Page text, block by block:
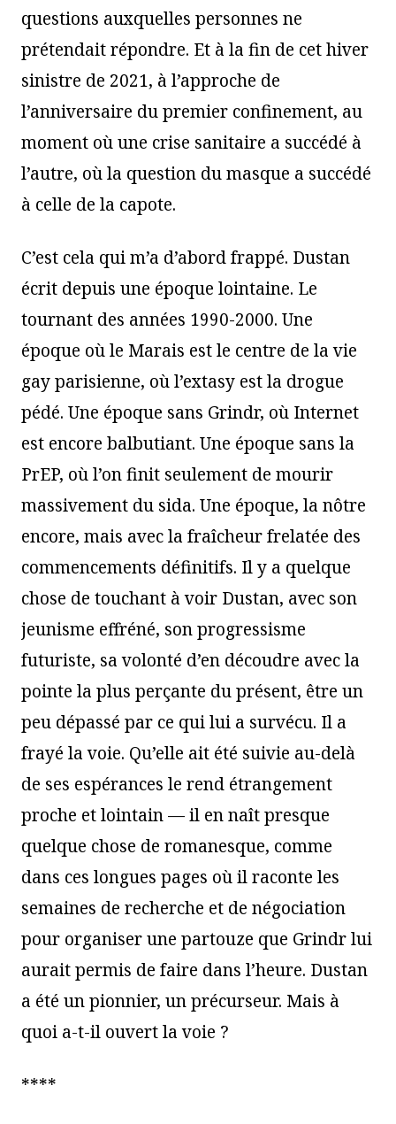
questions auxquelles personnes ne
prétendait répondre. Et à la fin de cet hiver
sinistre de 2021, à l’approche de
l’anniversaire du premier confinement, au
moment où une crise sanitaire a succédé à
l’autre, où la question du masque a succédé
à celle de la capote.
C’est cela qui m’a d’abord frappé. Dustan
écrit depuis une époque lointaine. Le
tournant des années 1990-2000. Une
époque où le Marais est le centre de la vie
gay parisienne, où l’extasy est la drogue
pédé. Une époque sans Grindr, où Internet
est encore balbutiant. Une époque sans la
PrEP, où l’on finit seulement de mourir
massivement du sida. Une époque, la nôtre
encore, mais avec la fraîcheur frelatée des
commencements définitifs. Il y a quelque
chose de touchant à voir Dustan, avec son
jeunisme effréné, son progressisme
futuriste, sa volonté d’en découdre avec la
pointe la plus perçante du présent, être un
peu dépassé par ce qui lui a survécu. Il a
frayé la voie. Qu’elle ait été suivie au-delà
de ses espérances le rend étrangement
proche et lointain — il en naît presque
quelque chose de romanesque, comme
dans ces longues pages où il raconte les
semaines de recherche et de négociation
pour organiser une partouze que Grindr lui
aurait permis de faire dans l’heure. Dustan
a été un pionnier, un précurseur. Mais à
quoi a-t-il ouvert la voie ?
****